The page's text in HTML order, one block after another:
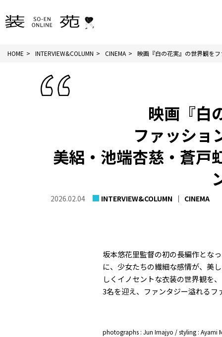
HOME INTERVIEW&COLUMN CINEMA 映画『白の花実』の世界観を
映画『白
ファッショ
美絽・池端杏慈・蒼戸
2026.02.04 INTERVIEW&COLUMN CINEMA
坂本悠花里監督の初の長編作とな
に、少女たちの繊細な感情が、美
しくイノセントな衣装の世界観を
3名を迎え、ファンタジー溢れる
photographs : Jun Imajyo / styling : Ayami